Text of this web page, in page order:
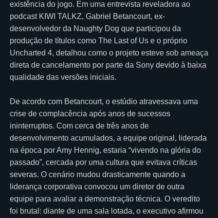
existência do jogo. Em uma entrevista reveladora ao
podcast KIWI TALKZ, Gabriel Betancourt, ex-
desenvolvedor da Naughty Dog que participou da
produção de títulos como The Last of Us e o próprio
Uncharted 4, detalhou como o projeto esteve sob ameaça
direta de cancelamento por parte da Sony devido à baixa
qualidade das versões iniciais.
De acordo com Betancourt, o estúdio atravessava uma
crise de complacência após anos de sucessos
ininterruptos. Com cerca de três anos de
desenvolvimento acumulados, a equipe original, liderada
na época por Amy Hennig, estaria “vivendo na glória do
passado”, cercada por uma cultura que evitava críticas
severas. O cenário mudou drasticamente quando a
liderança corporativa convocou um diretor de outra
equipe para avaliar a demonstração técnica. O veredito
foi brutal: diante de uma sala lotada, o executivo afirmou